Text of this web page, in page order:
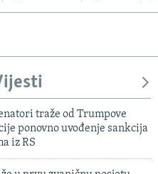
traže od Trumpove
ponovno uvođenje sankcija
iz RS